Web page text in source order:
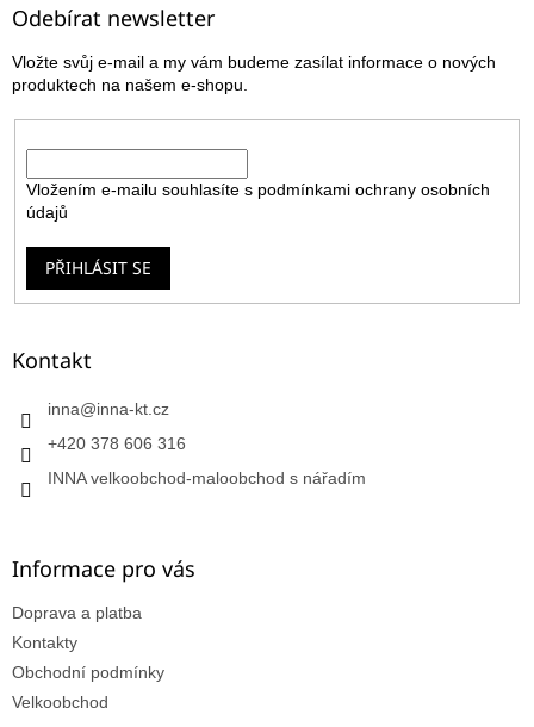
Odebírat newsletter
Vložte svůj e-mail a my vám budeme zasílat informace o nových
produktech na našem e-shopu.
Vložením e-mailu souhlasíte s podmínkami ochrany osobních
údajů
PŘIHLÁSIT SE
Kontakt
inna@inna-kt.cz
+420 378 606 316
INNA velkoobchod-maloobchod s nářadím
Informace pro vás
Doprava a platba
Kontakty
Obchodní podmínky
Velkoobchod